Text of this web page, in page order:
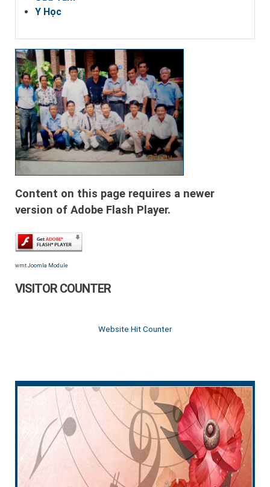
Y Học
Content on this page requires a newer
version of Adobe Flash Player.
wmt Joomla Module
VISITOR COUNTER
Website Hit Counter